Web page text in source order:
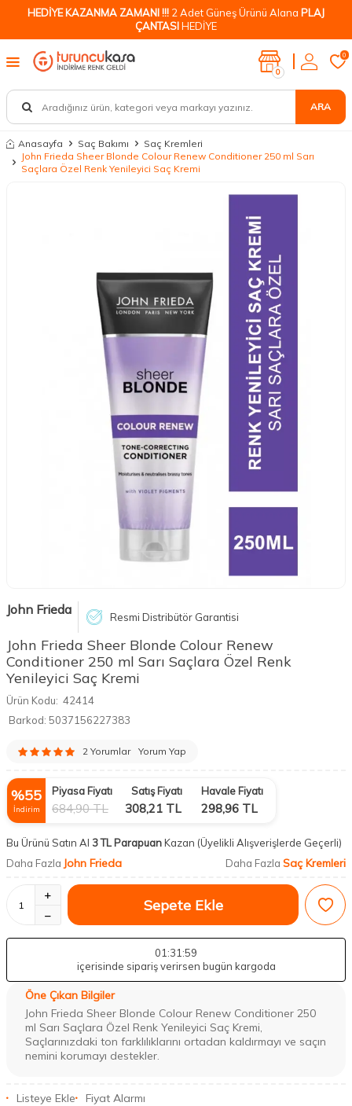
HEDİYE KAZANMA ZAMANI !!! 2 Adet Güneş Ürünü Alana PLAJ
ÇANTASIHEDİYE
ARA
0
0
Anasayfa Saç Bakımı
Saç Kremleri
John Frieda Sheer Blonde Colour Renew Conditioner 250 ml Sarı
Saçlara Özel Renk Yenileyici Saç Kremi
John Frieda Resmi Distribütör Garantisi
John Frieda Sheer Blonde Colour Renew
Conditioner 250 ml Sarı Saçlara Özel Renk
Yenileyici Saç Kremi
Ürün Kodu: 42414
Barkod: 5037156227383
2 Yorumlar Yorum Yap
%55
İndirim
Piyasa Fiyatı
684,90TL
Satış Fiyatı
308,21 TL
Havale Fiyatı
298,96 TL
Bu Ürünü Satın Al 3 TL ParapuanKazan (Üyelikli Alışverişlerde Geçerli)
Daha Fazla John Frieda Daha Fazla Saç Kremleri
Sepete Ekle
01 :31 :59
içerisinde sipariş verirsen bugün kargoda
Öne Çıkan Bilgiler
John Frieda Sheer Blonde Colour Renew Conditioner 250
ml Sarı Saçlara Özel Renk Yenileyici Saç Kremi,
Saçlarınızdaki ton farklılıklarını ortadan kaldırmayı ve saçın
nemini korumayı destekler.
Listeye Ekle Fiyat Alarmı